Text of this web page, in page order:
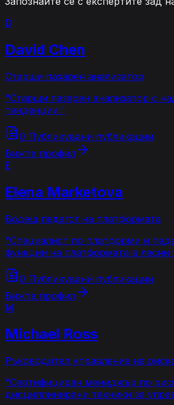
D
David Chen
Старши пазарен анализатор
"Старши пазарен анализатор с
тенденции."
0 Публикувани публикации
Вижте профил
E
Elena Marketova
Водещ педагог на платформата
"Специалист по платформи и
функции на платформата в лесни
0 Публикувани публикации
Вижте профил
M
Michael Ross
Ръководител управление на
"Сертифициран мениджър по
дисциплинирани техники за